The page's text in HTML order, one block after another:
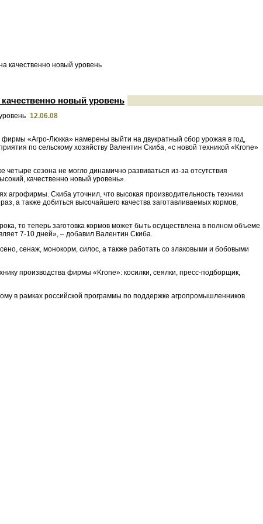
качественно новый уровень
новый уровень
12.06.08
«Агро-Люкка» намерены выйти на двукратный сбор урожая в год,
по сельскому хозяйству Валентин Скиба, «с новой техникой «Krone»
сезона не могло динамично развиваться из-за отсутствия
качественно новый уровень».
агрофирмы. Скиба уточнил, что высокая производительность техники
а также добиться высочайшего качества заготавливаемых кормов,
то теперь заготовка кормов может быть осуществлена в полном объеме
7-10 дней», – добавил Валентин Скиба.
сенаж, монокорм, силос, а также работать со злаковыми и бобовыми
производства фирмы «Krone»: косилки, сеялки, пресс-подборщик,
в рамках российской программы по поддержке агропромышленников